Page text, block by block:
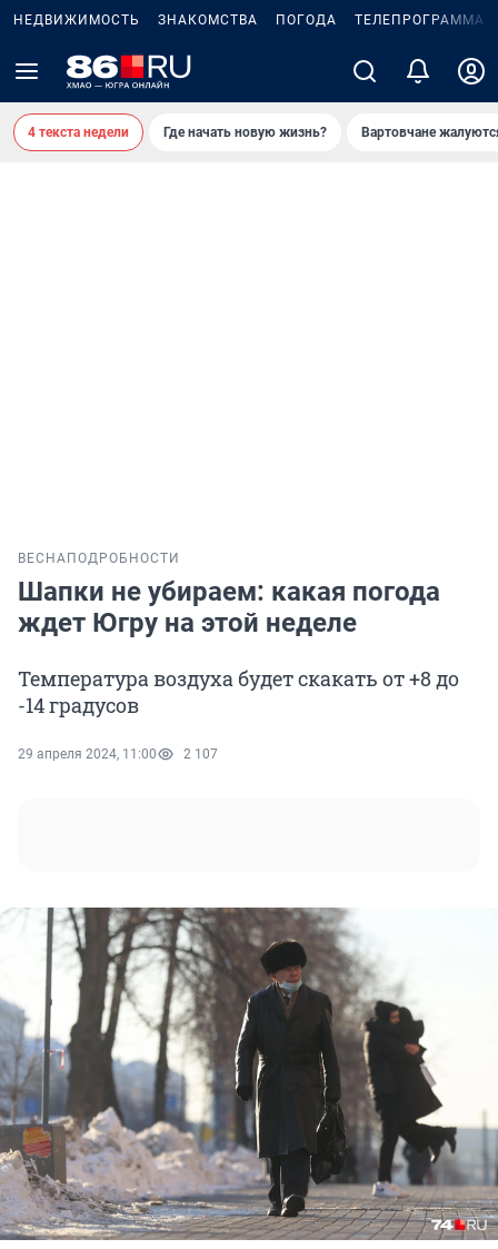
НЕДВИЖИМОСТЬ ЗНАКОМСТВА ПОГОДА ТЕЛЕПРОГРАММА
4 текста недели Где начать новую жизнь? Вартовчане
ВЕСНА ПОДРОБНОСТИ
Шапки не убираем: какая погода
ждет Югру на этой неделе
Температура воздуха будет скакать от +8 до
-14 градусов
29 апреля 2024, 11:00 2 107